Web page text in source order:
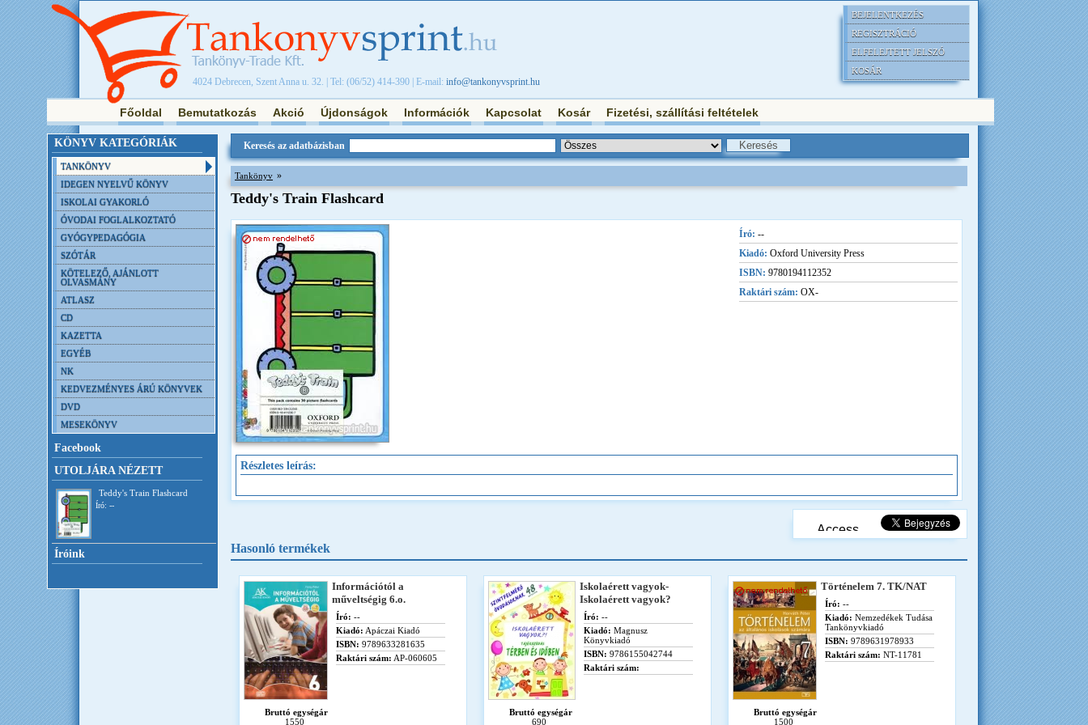
4024 Debrecen, Szent Anna u. 32. | Tel: (06/52) 414-390 | E-mail: info@tankonyvsprint.hu
BEJELENTKEZÉS
REGISZTRÁCIÓ
ELFELEJTETT JELSZÓ
KOSÁR
Főoldal Bemutatkozás Akció Újdonságok Információk Kapcsolat Kosár Fizetési, szállítási feltételek
KÖNYV KATEGÓRIÁK
TANKÖNYV
IDEGEN NYELVŰ KÖNYV
ISKOLAI GYAKORLÓ
ÓVODAI FOGLALKOZTATÓ
GYÓGYPEDAGÓGIA
SZÓTÁR
KÖTELEZŐ, AJÁNLOTT
OLVASMÁNY
ATLASZ
CD
KAZETTA
EGYÉB
NK
KEDVEZMÉNYES ÁRÚ KÖNYVEK
DVD
MESEKÖNYV
Facebook
UTOLJÁRA NÉZETT
Teddy's Train Flashcard
Író: --
Íróink
Keresés az adatbázisban
Tankönyv »
Teddy's Train Flashcard
Író: --
Kiadó: Oxford University Press
ISBN: 9780194112352
Raktári szám: OX-
Részletes leírás:
Hasonló termékek
Információtól a
műveltségig 6.o.
Író: --
Kiadó: Apáczai Kiadó
ISBN: 9789633281635
Raktári szám: AP-060605
Bruttó egységár
1550
Iskolaérett vagyok-
Iskolaérett vagyok?
Író: --
Kiadó: Magnusz
Könyvkiadó
ISBN: 9786155042744
Raktári szám:
Bruttó egységár
690
Történelem 7. TK/NAT
Író: --
Kiadó: Nemzedékek Tudása
Tankönyvkiadó
ISBN: 9789631978933
Raktári szám: NT-11781
Bruttó egységár
1500